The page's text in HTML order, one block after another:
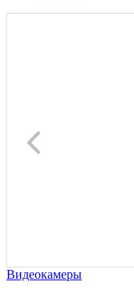
Видеокамеры